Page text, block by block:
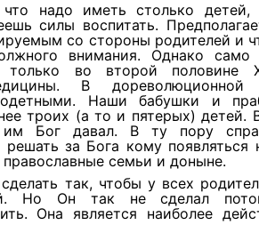
надо иметь столько детей,
силы воспитать.
со стороны родителей и
внимания. Однако само
только во второй половине
В дореволюционной
Наши бабушки и
троих (а то и пятерых) детей.
Бог давал. В ту пору
за Бога кому появляться
семьи и доныне.
так, чтобы у всех
Но Он так не сделал
Она является наиболее